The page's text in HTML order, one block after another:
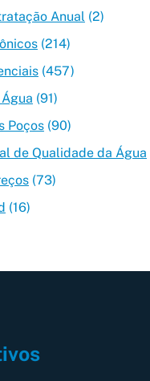
Anual (2)
(214)
(457)
(91)
Poços(90)
de Qualidade da Água
(73)
(16)